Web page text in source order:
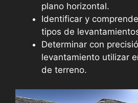
plano horizontal.
Identificar y
tipos de
Determinar con
levantamiento utilizar
de terreno.